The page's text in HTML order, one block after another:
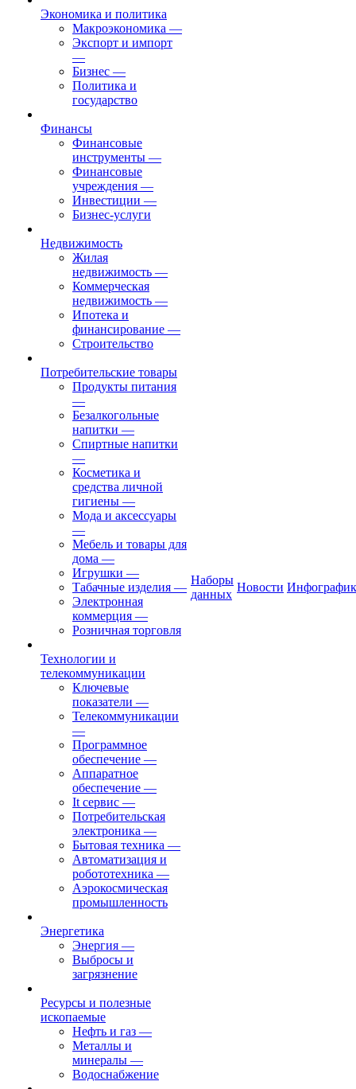
Экономика и политика
Макроэкономика —
Экспорт и импорт
—
Бизнес —
Политика и
государство
Финансы
Финансовые
инструменты —
Финансовые
учреждения —
Инвестиции —
Бизнес-услуги
Недвижимость
Жилая
недвижимость —
Коммерческая
недвижимость —
Ипотека и
финансирование —
Строительство
Потребительские товары
Продукты питания
—
Безалкогольные
напитки —
Спиртные напитки
—
Косметика и
средства личной
гигиены —
Мода и аксессуары
—
Мебель и товары для
дома —
Игрушки —
Табачные изделия —
Электронная
коммерция —
Розничная торговля
Технологии и
телекоммуникации
Ключевые
показатели —
Телекоммуникации
—
Программное
обеспечение —
Аппаратное
обеспечение —
It сервис —
Потребительская
электроника —
Бытовая техника —
Автоматизация и
робототехника —
Аэрокосмическая
промышленность
Энергетика
Энергия —
Выбросы и
загрязнение
Ресурсы и полезные
ископаемые
Нефть и газ —
Металлы и
минералы —
Водоснабжение
Наборы
данных
Новости